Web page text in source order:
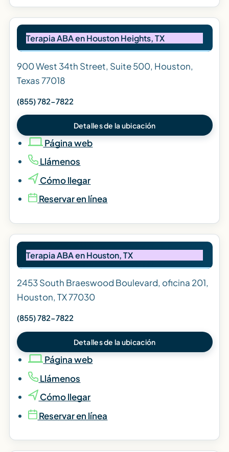
Terapia ABA en Houston Heights, TX
900 West 34th Street, Suite 500, Houston,
Texas 77018
(855) 782-7822
Detalles de la ubicación
Página web
Llámenos
Cómo llegar
Reservar en línea
Terapia ABA en Houston, TX
2453 South Braeswood Boulevard, oficina 201,
Houston, TX 77030
(855) 782-7822
Detalles de la ubicación
Página web
Llámenos
Cómo llegar
Reservar en línea